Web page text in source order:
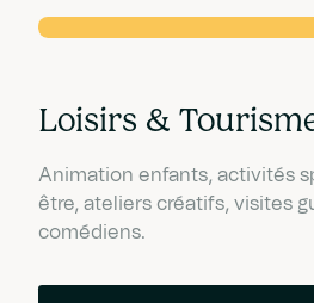
Loisirs &
Animation enfants, activités
être, ateliers créatifs, visites
comédiens.